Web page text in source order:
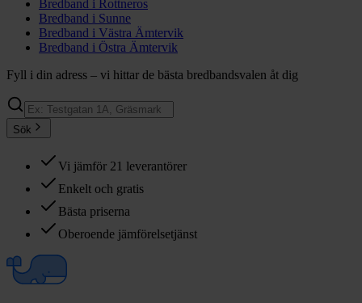
Bredband i Rottneros
Bredband i Sunne
Bredband i Västra Ämtervik
Bredband i Östra Ämtervik
Fyll i din adress – vi hittar de bästa bredbandsvalen åt dig
Sök
Vi jämför 21 leverantörer
Enkelt och gratis
Bästa priserna
Oberoende jämförelsetjänst